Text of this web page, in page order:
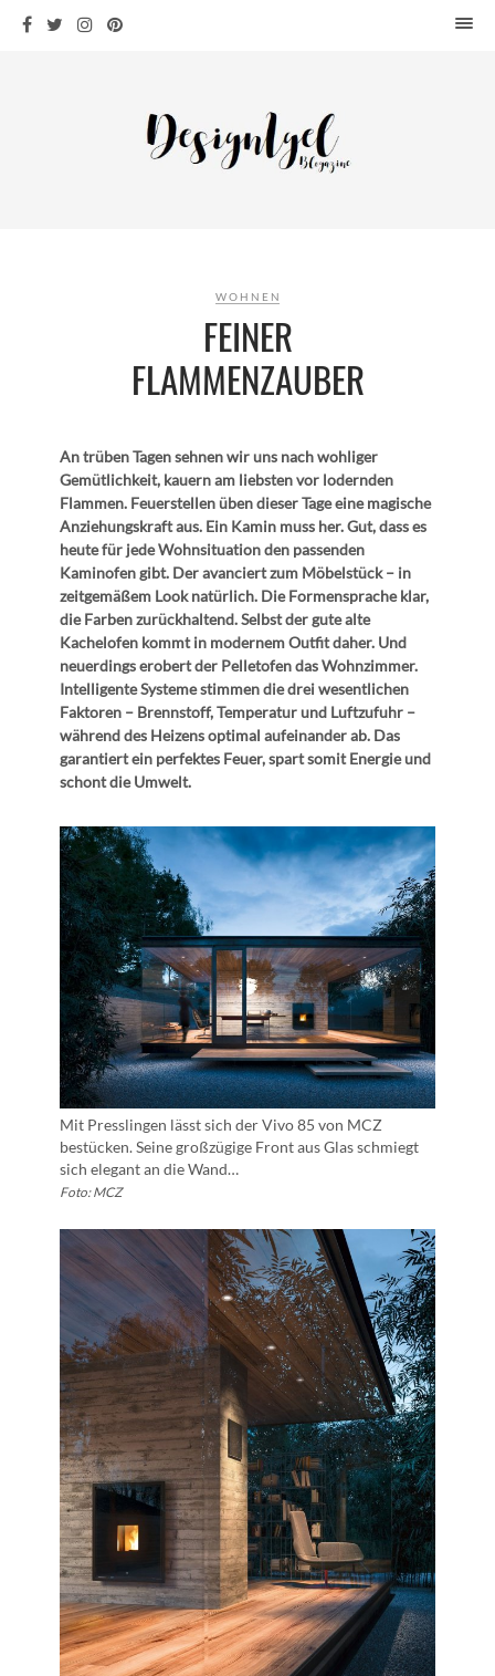
WOHNEN
KÜCHE
ÜBER MICH
WOHNEN
FEINER
FLAMMENZAUBER
An trüben Tagen sehnen wir uns nach wohliger
Gemütlichkeit, kauern am liebsten vor lodernden
Flammen. Feuerstellen üben dieser Tage eine magische
Anziehungskraft aus. Ein Kamin muss her. Gut, dass es
heute für jede Wohnsituation den passenden
Kaminofen gibt. Der avanciert zum Möbelstück – in
zeitgemäßem Look natürlich. Die Formensprache klar,
die Farben zurückhaltend. Selbst der gute alte
Kachelofen kommt in modernem Outfit daher. Und
neuerdings erobert der Pelletofen das Wohnzimmer.
Intelligente Systeme stimmen die drei wesentlichen
Faktoren – Brennstoff, Temperatur und Luftzufuhr –
während des Heizens optimal aufeinander ab. Das
garantiert ein perfektes Feuer, spart somit Energie und
schont die Umwelt.
Mit Presslingen lässt sich der Vivo 85 von MCZ
bestücken. Seine großzügige Front aus Glas schmiegt
sich elegant an die Wand…
Foto: MCZ